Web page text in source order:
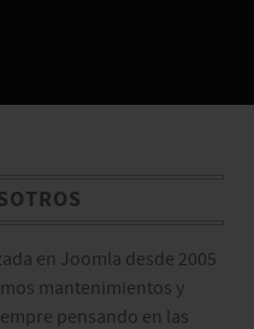
en Joomla desde 2005
mantenimientos y
pensando en las